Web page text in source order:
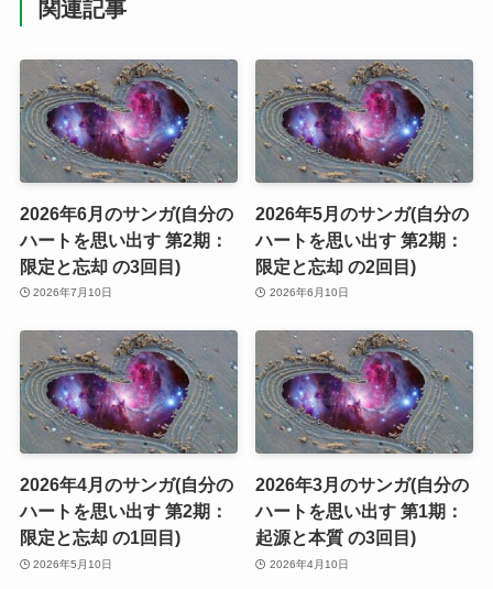
関連記事
2026年6月のサンガ(自分の
ハートを思い出す 第2期：
限定と忘却 の3回目)
2026年7月10日
2026年5月のサンガ(自分の
ハートを思い出す 第2期：
限定と忘却 の2回目)
2026年6月10日
2026年4月のサンガ(自分の
ハートを思い出す 第2期：
限定と忘却 の1回目)
2026年5月10日
2026年3月のサンガ(自分の
ハートを思い出す 第1期：
起源と本質 の3回目)
2026年4月10日